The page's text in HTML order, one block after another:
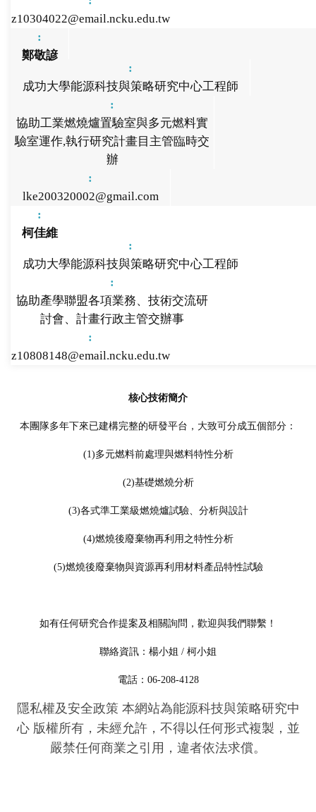
z10304022@email.ncku.edu.tw
鄭敬諺
成功大學能源科技與策略研究中心工程師
協助工業燃燒爐置驗室與多元燃料實
驗室運作,執行研究計畫目主管臨時交
辦
lke200320002@gmail.com
柯佳維
成功大學能源科技與策略研究中心工程師
協助產學聯盟各項業務、技術交流研
討會、計畫行政主管交辦事
z10808148@email.ncku.edu.tw
核心技術簡介
本團隊多年下來已建構完整的研發平台，大致可分成五個部分：
(1)多元燃料前處理與燃料特性分析
(2)基礎燃燒分析
(3)各式準工業級燃燒爐試驗、分析與設計
(4)燃燒後廢棄物再利用之特性分析
(5)燃燒後廢棄物與資源再利用材料產品特性試驗
如有任何研究合作提案及相關詢問，歡迎與我們聯繫！
聯絡資訊：楊小姐 / 柯小姐
電話：06-208-4128
隱私權及安全政策 本網站為能源科技與策略研究中
心 版權所有，未經允許，不得以任何形式複製，並
嚴禁任何商業之引用，違者依法求償。